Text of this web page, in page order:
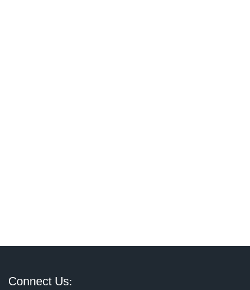
Connect Us: